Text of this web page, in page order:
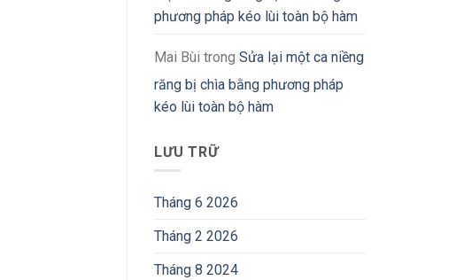
phương pháp kéo lùi toàn bộ hàm
Mai Bùi trong Sửa lại một ca niềng
răng bị chìa bằng phương pháp
kéo lùi toàn bộ hàm
LƯU TRỮ
Tháng 6 2026
Tháng 2 2026
Tháng 8 2024